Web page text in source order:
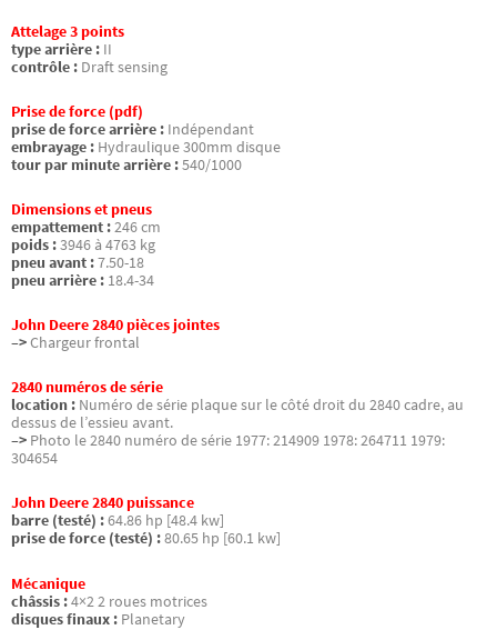
Attelage 3 points
type arrière : II
contrôle : Draft sensing
Prise de force (pdf)
prise de force arrière : Indépendant
embrayage : Hydraulique 300mm disque
tour par minute arrière :540/1000
Dimensions et pneus
empattement :246 cm
poids :3946 à 4763 kg
pneu avant :7.50-18
pneu arrière : 18.4-34
John Deere 2840 pièces jointes
–>Chargeur frontal
2840 numéros de série
location : Numéro de série plaque sur le côté droit du 2840 cadre, au
dessus de l’essieu avant.
–> Photo le 2840 numéro de série 1977: 214909 1978: 264711 1979:
304654
John Deere 2840 puissance
barre (testé) :64.86 hp [48.4 kw]
prise de force (testé) :80.65 hp [60.1 kw]
Mécanique
châssis :4×2 2 roues motrices
disques finaux : Planetary